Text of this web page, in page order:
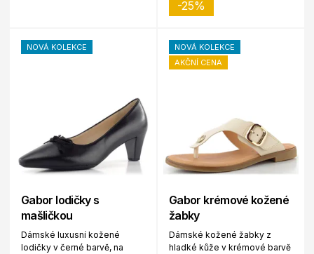
-25%
NOVÁ KOLEKCE
Gabor lodičky s
mašličkou
Dámské luxusní kožené
lodičky v černé barvě, na
NOVÁ KOLEKCE
AKČNÍ CENA
Gabor krémové kožené
žabky
Dámské kožené žabky z
hladké kůže v krémové barvě